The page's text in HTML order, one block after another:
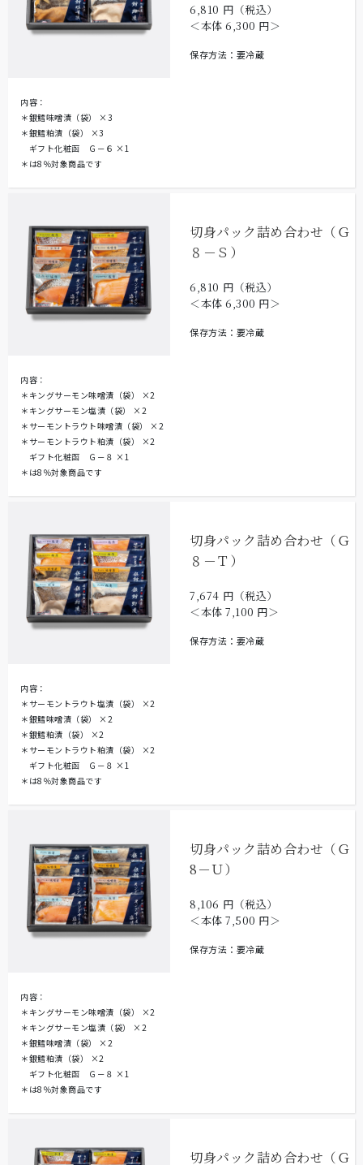
6,810 円（税込）
＜本体 6,300 円＞
保存方法：要冷蔵
内容：
＊銀鱈味噌漬（袋）
×3
＊銀鱈粕漬（袋）
×3
ギフト化粧函 Ｇ－６ ×1
＊は8％対象商品です
切身パック詰め合わせ（Ｇ
８－Ｓ）
6,810 円（税込）
＜本体 6,300 円＞
保存方法：要冷蔵
内容：
＊キングサーモン味噌漬（袋）
×2
＊キングサーモン塩漬（袋）
×2
＊サーモントラウト味噌漬（袋）
×2
＊サーモントラウト粕漬（袋）
×2
ギフト化粧函 Ｇ－８ ×1
＊は8％対象商品です
切身パック詰め合わせ（Ｇ
８－Ｔ）
7,674 円（税込）
＜本体 7,100 円＞
保存方法：要冷蔵
内容：
＊サーモントラウト塩漬（袋）
×2
＊銀鱈味噌漬（袋）
×2
＊銀鱈粕漬（袋）
×2
＊サーモントラウト粕漬（袋）
×2
ギフト化粧函 Ｇ－８ ×1
＊は8％対象商品です
切身パック詰め合わせ（Ｇ
8－Ｕ）
8,106 円（税込）
＜本体 7,500 円＞
保存方法：要冷蔵
内容：
＊キングサーモン味噌漬（袋）
×2
＊キングサーモン塩漬（袋）
×2
＊銀鱈味噌漬（袋）
×2
＊銀鱈粕漬（袋）
×2
ギフト化粧函 Ｇ－８ ×1
＊は8％対象商品です
切身パック詰め合わせ（Ｇ